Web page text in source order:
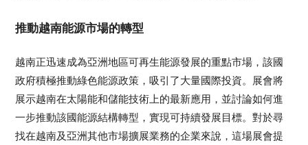
推動越南能源市場的轉型
越南正迅速成為亞洲地區可再生能源發展的重點市場，該國
政府積極推動綠色能源政策，吸引了大量國際投資。展會將
展示越南在太陽能和儲能技術上的最新應用，並討論如何進
一步推動該國能源結構轉型，實現可持續發展目標。對於尋
找在越南及亞洲其他市場擴展業務的企業來說，這場展會提